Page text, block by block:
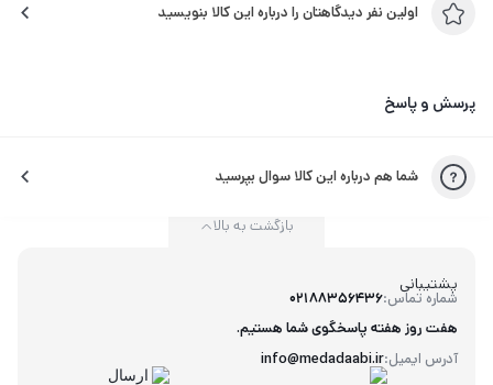
اولین نفر دیدگاهتان را درباره این کالا بنویسید
پرسش و پاسخ
شما هم درباره این کالا سوال بپرسید
پشتیبانی
شماره تماس:02188356436
آدرس ایمیل:info@medadaabi.ir
هفت روز هفته پاسخگوی شما هستیم.
بازگشت به بالا